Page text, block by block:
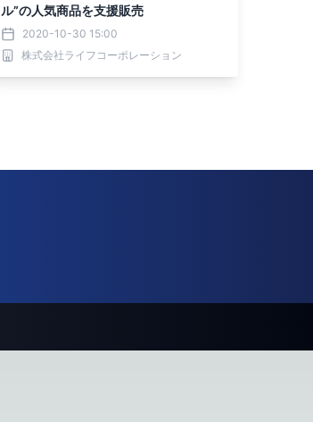
ル”の人気商品を支援販売
2020-10-30 15:00
株式会社ライフコーポレーション